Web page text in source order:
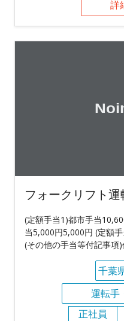
詳
フォークリフト運
(定額手当1)都市手当
当5,000円5,000円 (定額
(その他の手当等付記事項
千葉
運転手
正社員